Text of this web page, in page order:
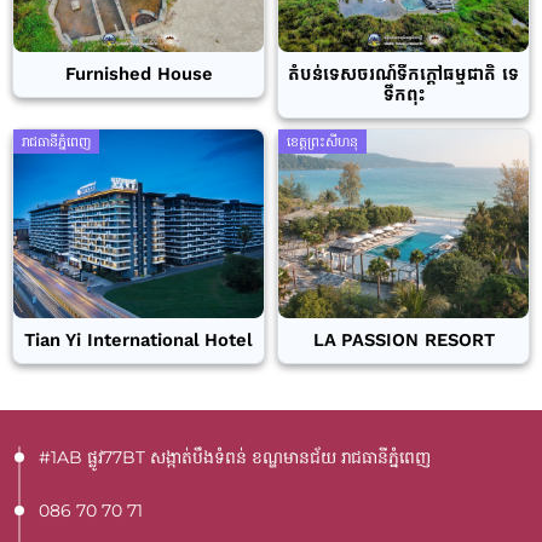
Furnished House
តំបន់ទេសចរណ៍ទឹកក្តៅធម្មជាតិ ទេ
ទឹកពុះ
រាជធានីភ្នំពេញ
Tian Yi International Hotel
ខេត្តព្រះសីហនុ
LA PASSION RESORT
#1AB ផ្លូវ77BT​ សង្កាត់បឹងទំពន់ ខណ្ឌមានជ័យ រាជធានីភ្នំពេញ
086 70 70 71